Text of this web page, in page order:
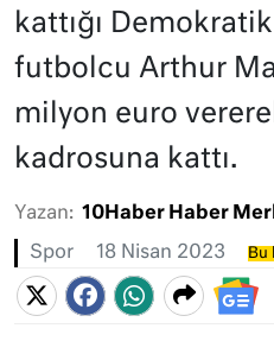
kattığı
futbolcu Arthur
milyon euro
kadrosuna kattı.
Yazan: 10Haber Haber
Spor 18 Nisan 2023 Bu